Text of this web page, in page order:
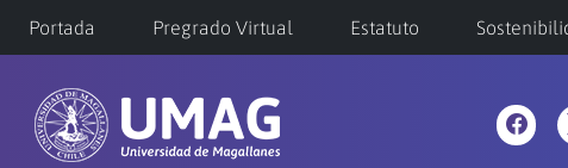
Portada Pregrado Virtual Estatuto